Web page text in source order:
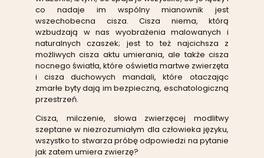
co nadaje im wspólny mianownik jest
wszechobecna cisza. Cisza niema, którą
wzbudzają w nas wyobrażenia malowanych i
naturalnych czaszek; jest to też najcichsza z
możliwych cisza aktu umierania, ale także cisza
nocnego światła, które oświetla martwe zwierzęta
i cisza duchowych mandali, które otaczając
zmarłe byty dają im bezpieczną, eschatologiczną
przestrzeń.
Cisza, milczenie, słowa zwierzęcej modlitwy
szeptane w niezrozumiałym dla człowieka języku,
wszystko to stwarza próbę odpowiedzi na pytanie
jak zatem umiera zwierzę?